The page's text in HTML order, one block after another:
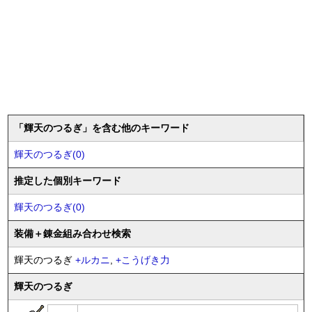
「輝天のつるぎ」を含む他のキーワード
輝天のつるぎ(0)
推定した個別キーワード
輝天のつるぎ(0)
装備＋錬金組み合わせ検索
輝天のつるぎ +ルカニ, +こうげき力
輝天のつるぎ